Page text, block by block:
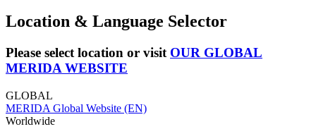
Location & Language Selector
Please select location or visit OUR GLOBAL
MERIDA WEBSITE
GLOBAL
MERIDA Global Website (EN)
Worldwide